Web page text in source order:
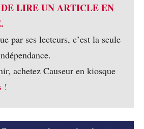
LIRE UN ARTICLE EN
par ses lecteurs, c’est la seule
achetez Causeur en kiosque
!